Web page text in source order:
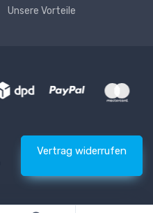
Unsere Vorteile
Vertrag widerrufen